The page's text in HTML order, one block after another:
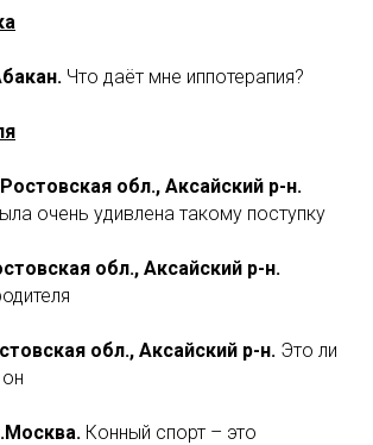
Что даёт мне иппотерапия?
обл., Аксайский р-н.
очень удивлена такому поступку
обл., Аксайский р-н.
обл., Аксайский р-н. Это ли
Конный спорт – это